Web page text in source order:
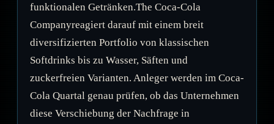
funktionalen Getränken.The Coca-Cola
Companyreagiert darauf mit einem breit
diversifizierten Portfolio von klassischen
Softdrinks bis zu Wasser, Säften und
zuckerfreien Varianten. Anleger werden im Coca-
Cola Quartal genau prüfen, ob das Unternehmen
diese Verschiebung der Nachfrage in